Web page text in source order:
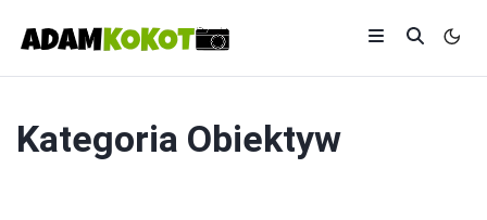
Kategoria Obiektyw